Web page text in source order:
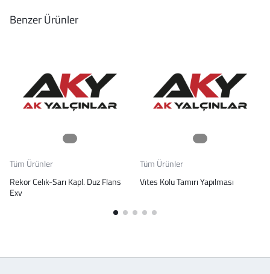
Benzer Ürünler
Tüm Ürünler
Rekor Celık-Sarı Kapl. Duz Flans
Exv
Tüm Ürünler
Vıtes Kolu Tamırı Yapılması